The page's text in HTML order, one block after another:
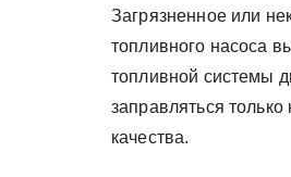
Загрязненное или
топливного насоса
топливной системы
заправляться
качества.